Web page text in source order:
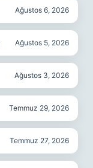
Ağustos 6, 2026
Ağustos 5, 2026
Ağustos 3, 2026
Temmuz 29, 2026
Temmuz 27, 2026